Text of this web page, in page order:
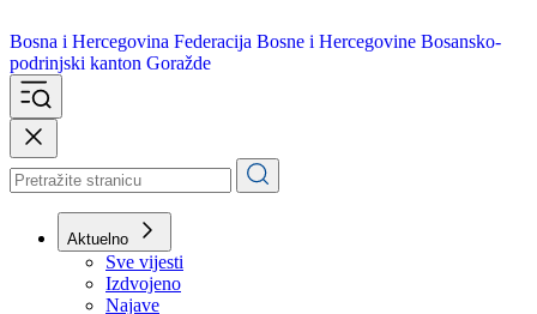
Bosna i Hercegovina
podrinjski kanton Goražde
Aktuelno